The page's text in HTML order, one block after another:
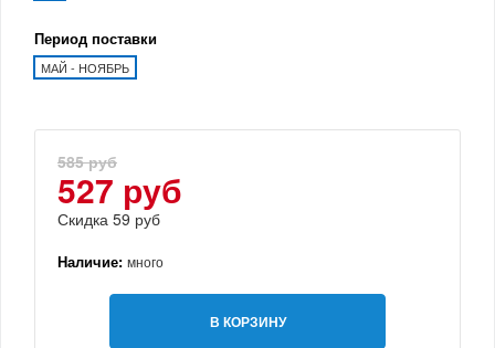
Период поставки
МАЙ - НОЯБРЬ
585 руб
527 руб
Скидка 59 руб
Наличие: много
В КОРЗИНУ